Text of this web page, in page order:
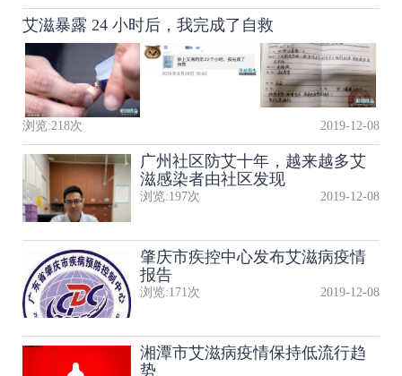
艾滋暴露 24 小时后，我完成了自救
浏览:218次 2019-12-08
广州社区防艾十年，越来越多艾
滋感染者由社区发现
浏览:197次 2019-12-08
肇庆市疾控中心发布艾滋病疫情
报告
浏览:171 次 2019-12-08
湘潭市艾滋病疫情保持低流行趋
势